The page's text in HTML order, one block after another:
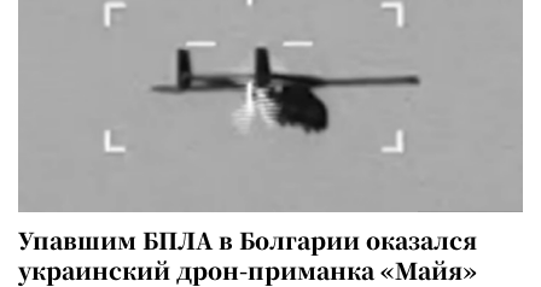
Упавшим БПЛА в Болгарии оказался
украинский дрон-приманка «Майя»